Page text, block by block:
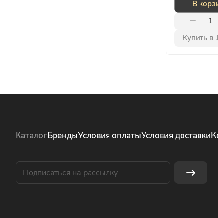
В
Купить в
КаталогБрендыУсловия оплатыУсловия доставки